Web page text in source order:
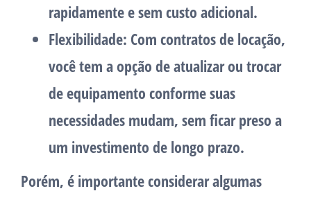
rapidamente e sem custo adicional.
Flexibilidade: Com contratos de locação,
você tem a opção de atualizar ou trocar
de equipamento conforme suas
necessidades mudam, sem ficar preso a
um investimento de longo prazo.
Porém, é importante considerar algumas